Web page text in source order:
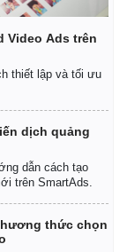
Video Ads trên
thiết lập và tối ưu
dịch quảng
dẫn cách tạo
trên SmartAds.
thức chọn